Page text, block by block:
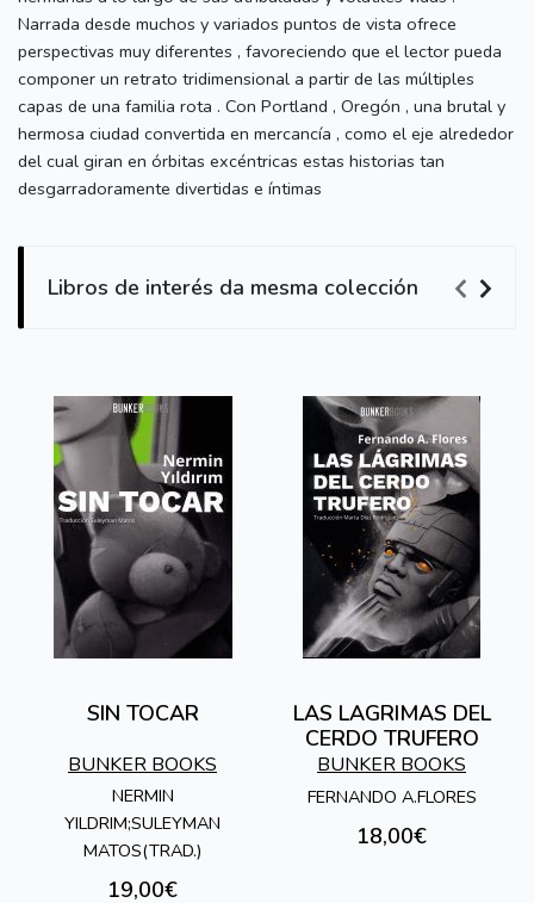
Narrada desde muchos y variados puntos de vista ofrece
perspectivas muy diferentes , favoreciendo que el lector pueda
componer un retrato tridimensional a partir de las múltiples
capas de una familia rota . Con Portland , Oregón , una brutal y
hermosa ciudad convertida en mercancía , como el eje alrededor
del cual giran en órbitas excéntricas estas historias tan
desgarradoramente divertidas e íntimas
Libros de interés da mesma colección
SIN TOCAR
BUNKER BOOKS
NERMIN
YILDRIM;SULEYMAN
MATOS(TRAD.)
19,00€
LAS LAGRIMAS DEL
CERDO TRUFERO
BUNKER BOOKS
FERNANDO A.FLORES
18,00€